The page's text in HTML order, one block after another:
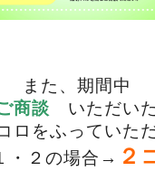
また、期間中
商談 いただい
ロをふっていただ
・２の場合→ ２